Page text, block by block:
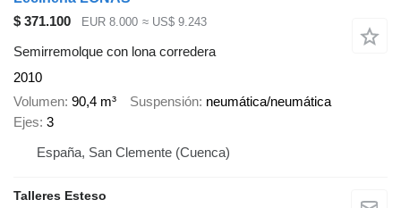
$ 371.100
EUR 8.000 ≈ US$ 9.243
Semirremolque con lona corredera
2010
Volumen 90,4 m³ Suspensión neumática/neumática
Ejes 3
España, San Clemente (Cuenca)
Talleres Esteso